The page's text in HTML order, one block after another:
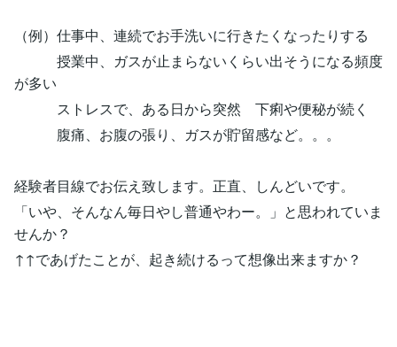
（例）仕事中、連続でお手洗いに行きたくなったりする
授業中、ガスが止まらないくらい出そうになる頻度
が多い
ストレスで、ある日から突然 下痢や便秘が続く
腹痛、お腹の張り、ガスが貯留感など。。。
経験者目線でお伝え致します。正直、しんどいです。
「いや、そんなん毎日やし普通やわー。」と思われていま
せんか？
↑↑であげたことが、起き続けるって想像出来ますか？